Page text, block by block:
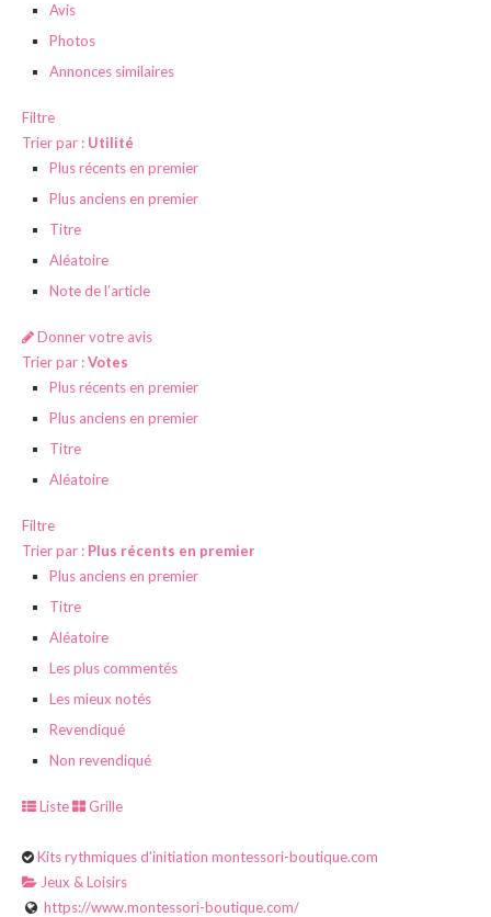
Avis
Photos
Annonces similaires
Filtre
Trier par : Utilité
Plus récents en premier
Plus anciens en premier
Titre
Aléatoire
Note de l’article
Donner votre avis
Trier par :Votes
Plus récents en premier
Plus anciens en premier
Titre
Aléatoire
Filtre
Trier par : Plus récents en premier
Plus anciens en premier
Titre
Aléatoire
Les plus commentés
Les mieux notés
Revendiqué
Non revendiqué
Liste Grille
Kits rythmiques d'initiation montessori-boutique.com
Jeux & Loisirs
https://www.montessori-boutique.com/